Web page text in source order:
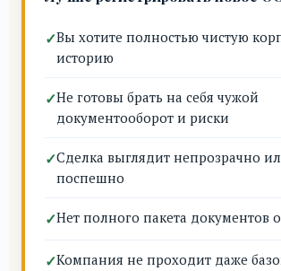
Вы хотите полностью чистую
историю
Не готовы брать на себя чужой
документооборот и риски
Сделка выглядит непрозрачно
поспешно
Нет полного пакета документов
Компания не проходит даже